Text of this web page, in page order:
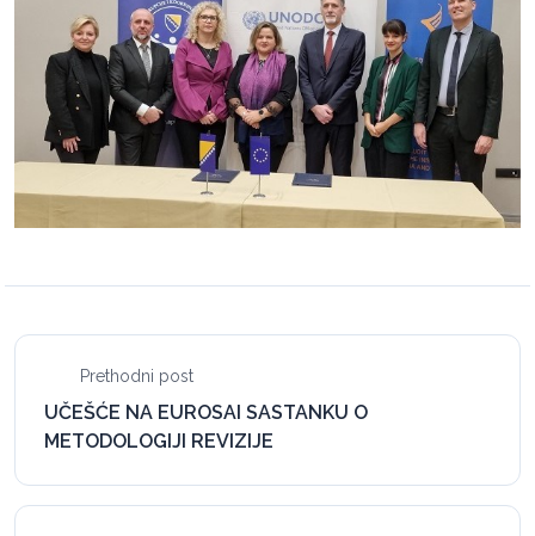
Prethodni post
UČEŠĆE NA EUROSAI SASTANKU O
METODOLOGIJI REVIZIJE